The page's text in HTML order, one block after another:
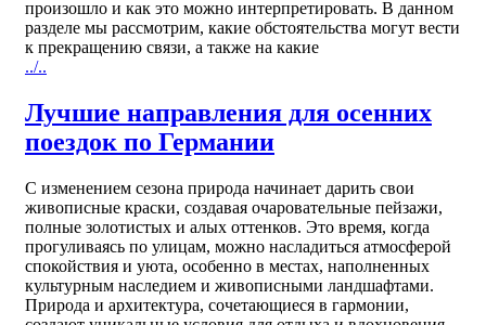
произошло и как это можно интерпретировать. В данном
разделе мы рассмотрим, какие обстоятельства могут вести
к прекращению связи, а также на какие
../..
Лучшие направления для осенних
поездок по Германии
С изменением сезона природа начинает дарить свои
живописные краски, создавая очаровательные пейзажи,
полные золотистых и алых оттенков. Это время, когда
прогуливаясь по улицам, можно насладиться атмосферой
спокойствия и уюта, особенно в местах, наполненных
культурным наследием и живописными ландшафтами.
Природа и архитектура, сочетающиеся в гармонии,